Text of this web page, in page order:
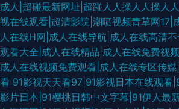
成人|超碰最新网址|超踫人人操人人操人
视在线观看|超清影院|潮喷视频青草网17|
人在线H网|成人在线导航|成人在线高清
观看大全|成人在线精品|成人在线免费视
成人在线视频免费观看|成人在线专区传
看 91影视天天看97|91影视日本在线观看
影片日本|91樱桃日韩中文字幕|91伊人最